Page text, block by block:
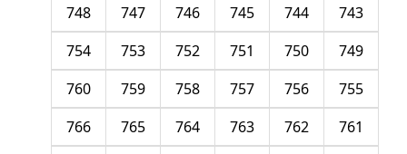
743
744
745
746
747
748
749
750
751
752
753
754
755
756
757
758
759
760
761
762
763
764
765
766